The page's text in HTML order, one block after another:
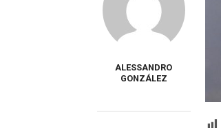
ALESSANDRO
GONZÁLEZ